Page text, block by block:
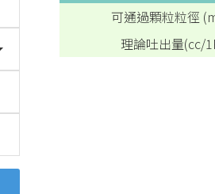
可通過顆粒粒徑
理論吐出量(cc/